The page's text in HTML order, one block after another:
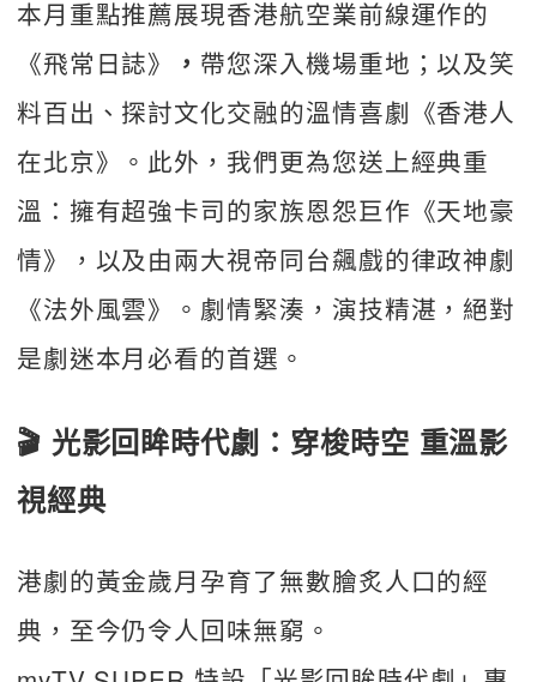
本月重點推薦展現香港航空業前線運作的
《飛常日誌》
， 帶您深入機場重地；以及笑
料百出、探討文化交融的溫情喜劇《香港人
在北京》。此外，我們更為您送上經典重
溫：擁有超強卡司的家族恩怨巨作《天地豪
情》，以及由兩大視帝同台飆戲的律政神劇
《法外風雲》。劇情緊湊，演技精湛，絕對
是劇迷本月必看的首選。
🎬 光影回眸時代劇：穿梭時空 重溫影
視經典
港劇的黃金歲月孕育了無數膾炙人口的經
典，至今仍令人回味無窮。